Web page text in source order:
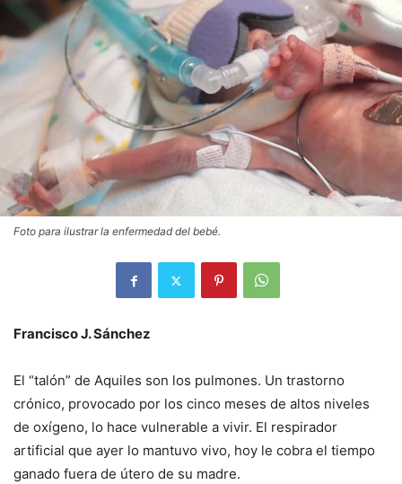
Foto para ilustrar la enfermedad del bebé.
Francisco J. Sánchez
El “talón” de Aquiles son los pulmones. Un trastorno
crónico, provocado por los cinco meses de altos niveles
de oxígeno, lo hace vulnerable a vivir. El respirador
artificial que ayer lo mantuvo vivo, hoy le cobra el tiempo
ganado fuera de útero de su madre.